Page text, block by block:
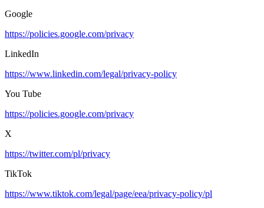
Google
https://policies.google.com/privacy
LinkedIn
https://www.linkedin.com/legal/privacy-policy
You Tube
https://policies.google.com/privacy
X
https://twitter.com/pl/privacy
TikTok
https://www.tiktok.com/legal/page/eea/privacy-policy/pl